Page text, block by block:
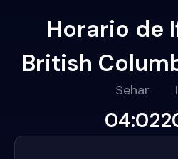
Horario de
British
Sehar
04:02